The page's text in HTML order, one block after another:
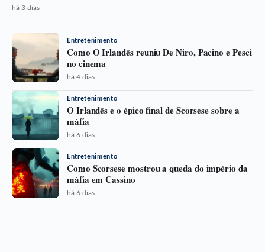
há 3 dias
Entretenimento
Como O Irlandês reuniu De Niro, Pacino e Pesci
no cinema
há 4 dias
Entretenimento
O Irlandês e o épico final de Scorsese sobre a
máfia
há 6 dias
Entretenimento
Como Scorsese mostrou a queda do império da
máfia em Cassino
há 6 dias